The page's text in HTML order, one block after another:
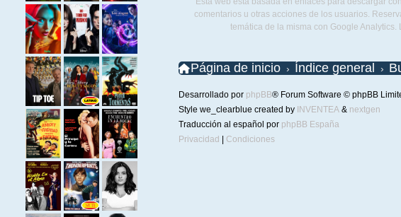
comentarios u otras acciones de los usuarios.
temática de la misma con Google
Página de inicio Índice general
Desarrollado por phpBB® Forum Software © phpBB
Style we_clearblue created by INVENTEA& nextgen
Traducción al español por phpBB España
Privacidad
Condiciones